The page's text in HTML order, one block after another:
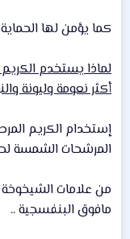
كما يؤمن لها الحماية
لماذا يستخدم
أكثر نعومة وليونة
إستخدام الكريم
المرشحات الشمسة
من علامات
مافوق البنفسجية ..